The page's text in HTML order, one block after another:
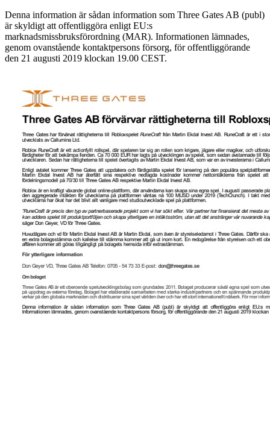
Denna information är sådan information som Three Gates AB (publ)
är skyldigt att offentliggöra enligt EU:s
marknadsmissbruksförordning (MAR). Informationen lämnades,
genom ovanstående kontaktpersons försorg, för offentliggörande
den 21 augusti 2019 klockan 19.00 CEST.